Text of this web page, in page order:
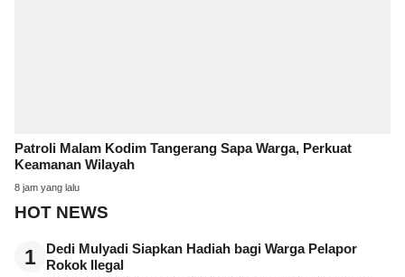
Patroli Malam Kodim Tangerang Sapa Warga, Perkuat
Keamanan Wilayah
8 jam yang lalu
HOT NEWS
1
Dedi Mulyadi Siapkan Hadiah bagi Warga Pelapor
Rokok Ilegal